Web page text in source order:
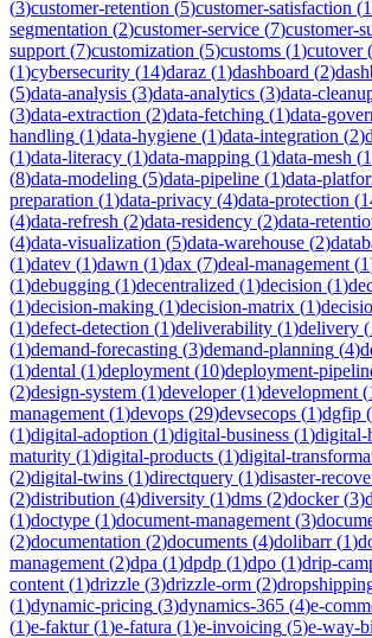
(3)customer-retention (5)customer-satisfaction (1
segmentation (2)customer-service (7)customer-
support (7)customization (5)customs (1)cutover(
(1)cybersecurity (14)daraz (1)dashboard (2)
(5)data-analysis (3)data-analytics (3)data-
(3)data-extraction (2)data-fetching (1)data-
handling (1)data-hygiene (1)data-integration (2)
(1)data-literacy (1)data-mapping (1)data-mesh (1
(8)data-modeling (5)data-pipeline (1)data-
preparation (1)data-privacy (4)data-protection (
(4)data-refresh (2)data-residency (2)data-
(4)data-visualization (5)data-warehouse (2)
(1)datev (1)dawn (1)dax (7)deal-management (1
(1)debugging (1)decentralized (1)decision (1)
(1)decision-making (1)decision-matrix (1)
(1)defect-detection (1)deliverability (1)delivery (
(1)demand-forecasting (3)demand-planning (4)
(1)dental (1)deployment (10)deployment-
(2)design-system (1)developer(1)development (
management (1)devops (29)devsecops (1)dgfip (
(1)digital-adoption (1)digital-business (1)digital-
maturity (1)digital-products (1)digital-
(2)digital-twins (1)directquery (1)disaster-
(2)distribution (4)diversity (1)dms (2)docker(3)
(1)doctype (1)document-management (3)
(2)documentation (2)documents (4)dolibarr(1)
management (2)dpa (1)dpdp (1)dpo (1)drip-
content (1)drizzle (3)drizzle-orm (2)
(1)dynamic-pricing (3)dynamics-365 (4)e-
(1)e-faktur(1)e-fatura (1)e-invoicing (5)e-way-